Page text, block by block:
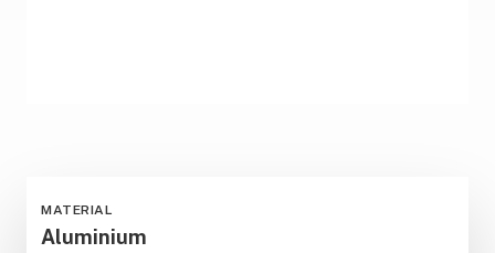
MATERIAL
Aluminium